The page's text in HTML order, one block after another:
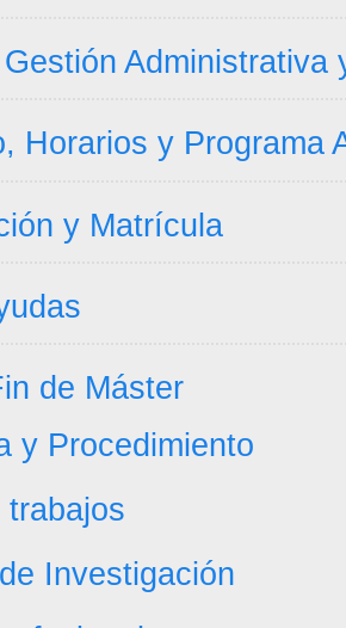
Administrativa
Horarios y Programa
y Matrícula
de Máster
y Procedimiento
Investigación